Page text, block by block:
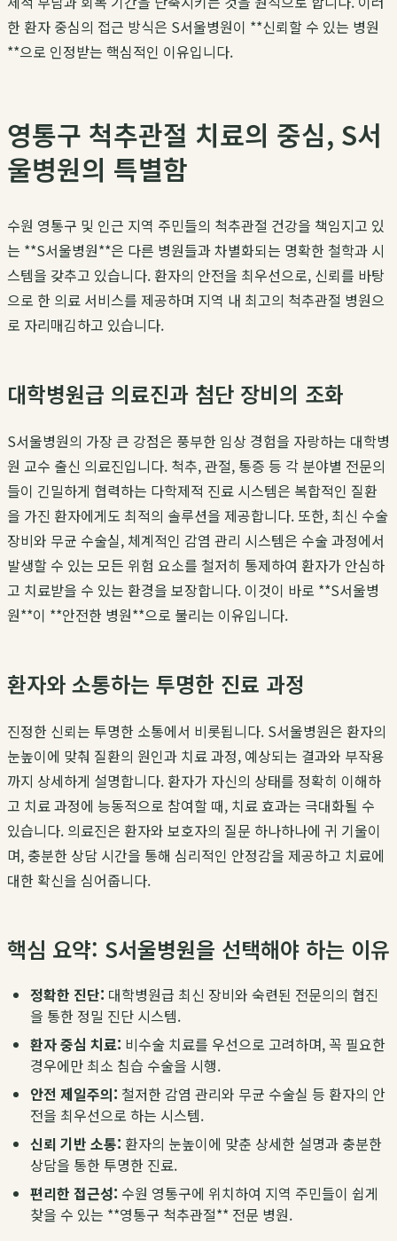
한 환자 중심의 접근 방식은 S서울병원이 **신뢰할 수 있는 병원
**으로 인정받는 핵심적인 이유입니다.
영통구 척추관절 치료의 중심, S서
울병원의 특별함
수원 영통구 및 인근 지역 주민들의 척추관절 건강을 책임지고 있
는 **S서울병원**은 다른 병원들과 차별화되는 명확한 철학과 시
스템을 갖추고 있습니다. 환자의 안전을 최우선으로, 신뢰를 바탕
으로 한 의료 서비스를 제공하며 지역 내 최고의 척추관절 병원으
로 자리매김하고 있습니다.
대학병원급 의료진과 첨단 장비의 조화
S서울병원의 가장 큰 강점은 풍부한 임상 경험을 자랑하는 대학병
원 교수 출신 의료진입니다. 척추, 관절, 통증 등 각 분야별 전문의
들이 긴밀하게 협력하는 다학제적 진료 시스템은 복합적인 질환
을 가진 환자에게도 최적의 솔루션을 제공합니다. 또한, 최신 수술
장비와 무균 수술실, 체계적인 감염 관리 시스템은 수술 과정에서
발생할 수 있는 모든 위험 요소를 철저히 통제하여 환자가 안심하
고 치료받을 수 있는 환경을 보장합니다. 이것이 바로 **S서울병
원**이 **안전한 병원**으로 불리는 이유입니다.
환자와 소통하는 투명한 진료 과정
진정한 신뢰는 투명한 소통에서 비롯됩니다. S서울병원은 환자의
눈높이에 맞춰 질환의 원인과 치료 과정, 예상되는 결과와 부작용
까지 상세하게 설명합니다. 환자가 자신의 상태를 정확히 이해하
고 치료 과정에 능동적으로 참여할 때, 치료 효과는 극대화될 수
있습니다. 의료진은 환자와 보호자의 질문 하나하나에 귀 기울이
며, 충분한 상담 시간을 통해 심리적인 안정감을 제공하고 치료에
대한 확신을 심어줍니다.
핵심 요약: S서울병원을 선택해야 하는 이유
정확한 진단: 대학병원급 최신 장비와 숙련된 전문의의 협진
을 통한 정밀 진단 시스템.
환자 중심 치료: 비수술 치료를 우선으로 고려하며, 꼭 필요한
경우에만 최소 침습 수술을 시행.
안전 제일주의: 철저한 감염 관리와 무균 수술실 등 환자의 안
전을 최우선으로 하는 시스템.
신뢰 기반 소통: 환자의 눈높이에 맞춘 상세한 설명과 충분한
상담을 통한 투명한 진료.
편리한 접근성: 수원 영통구에 위치하여 지역 주민들이 쉽게
찾을 수 있는 **영통구 척추관절** 전문 병원.